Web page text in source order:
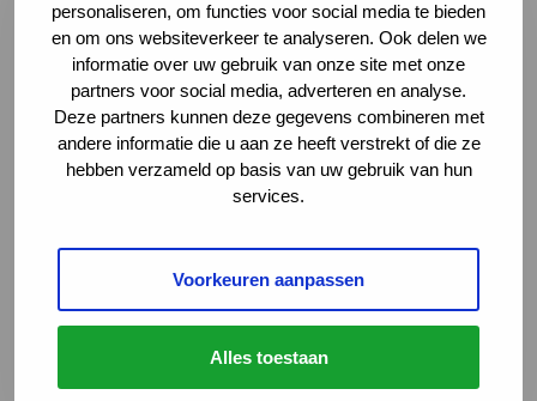
personaliseren, om functies voor social media te bieden
en om ons websiteverkeer te analyseren. Ook delen we
informatie over uw gebruik van onze site met onze
partners voor social media, adverteren en analyse.
Deze partners kunnen deze gegevens combineren met
andere informatie die u aan ze heeft verstrekt of die ze
hebben verzameld op basis van uw gebruik van hun
services.
Voorkeuren aanpassen
Alles toestaan
Iedereen moet in de gelegenheid zijn om een
voertuig te kiezen die men graag zou willen
aanpassen. Zo kan elk...